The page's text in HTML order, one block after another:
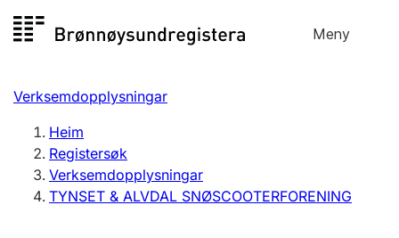
til
Meny
Registersøk
Aksjeselskap
Enkeltpersonføretak
Registrere, endre, slette
Verksemdopplysningar
Heim
Registersøk
Verksemdopplysningar
TYNSET & ALVDAL SNØSCOOTERFORENING